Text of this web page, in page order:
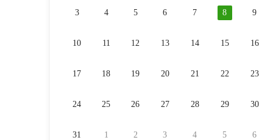
3 4 5 6 7 8 9
10 11 12 13 14 15 16
17 18 19 20 21 22 23
24 25 26 27 28 29 30
31 1 2 3 4 5 6